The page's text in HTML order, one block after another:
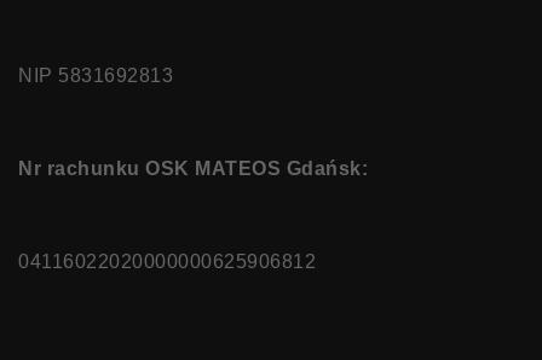
NIP 5831692813
Nr rachunku OSK MATEOS Gdańsk:
04116022020000000625906812